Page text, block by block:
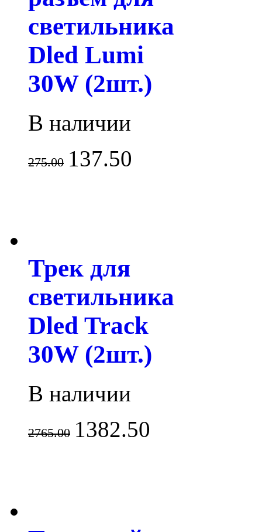
светильника
Dled Lumi
30W (2шт.)
В наличии
275.00 137.50
Трек для
светильника
Dled Track
30W (2шт.)
В наличии
2765.00 1382.50